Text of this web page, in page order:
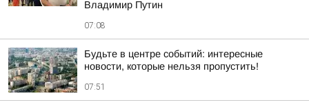
Владимир Путин
07:08
Будьте в центре событий: интересные
новости, которые нельзя пропустить!
07:51